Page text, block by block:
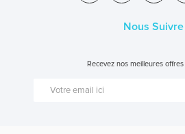
Nous Suivre
Recevez nos meilleures